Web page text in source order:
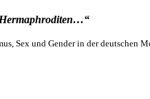
Sex und Gender in der deutschen